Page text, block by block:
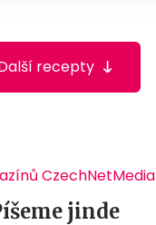
recepty
CzechNetMedia
jinde